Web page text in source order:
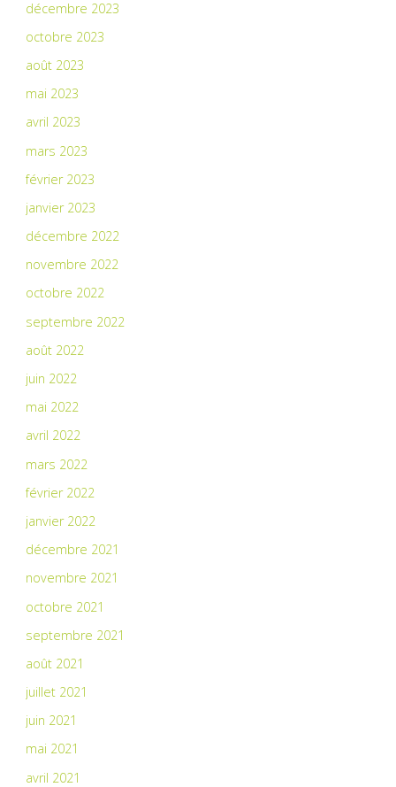
décembre 2023
octobre 2023
août 2023
mai 2023
avril 2023
mars 2023
février 2023
janvier 2023
décembre 2022
novembre 2022
octobre 2022
septembre 2022
août 2022
juin 2022
mai 2022
avril 2022
mars 2022
février 2022
janvier 2022
décembre 2021
novembre 2021
octobre 2021
septembre 2021
août 2021
juillet 2021
juin 2021
mai 2021
avril 2021